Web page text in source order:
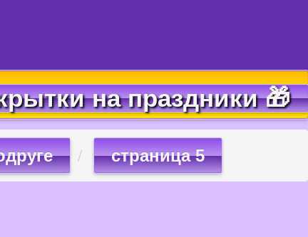
на праздники 🎁
страница 5